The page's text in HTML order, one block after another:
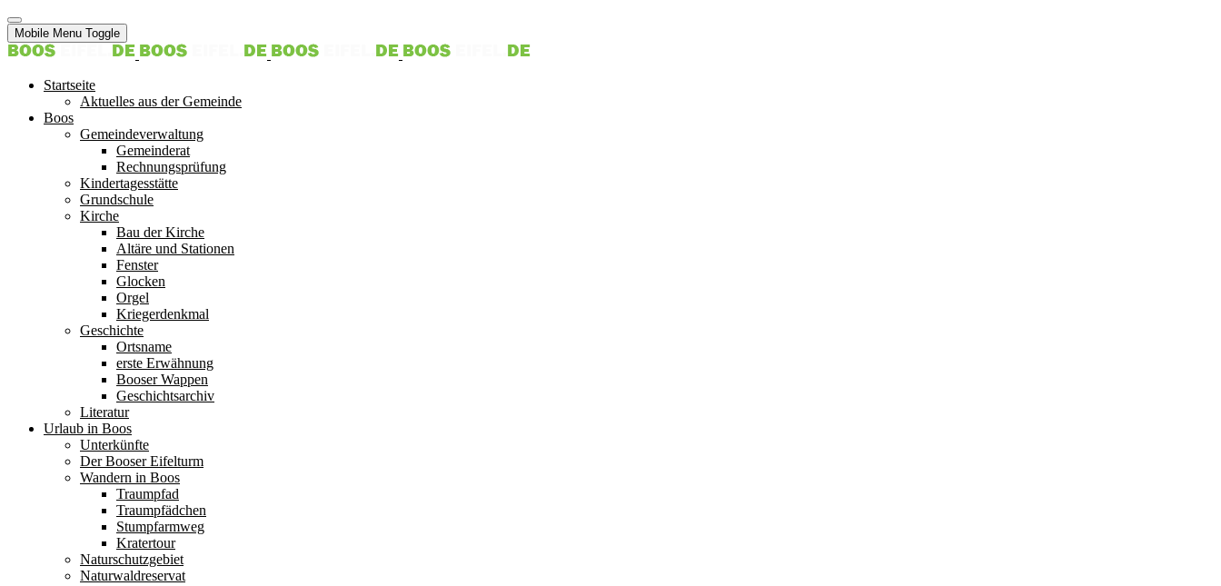
Mobile Menu Toggle
Startseite
Aktuelles aus der Gemeinde
Boos
Gemeindeverwaltung
Gemeinderat
Rechnungsprüfung
Kindertagesstätte
Grundschule
Kirche
Bau der Kirche
Altäre und Stationen
Fenster
Glocken
Orgel
Kriegerdenkmal
Geschichte
Ortsname
erste Erwähnung
Booser Wappen
Geschichtsarchiv
Literatur
Urlaub in Boos
Unterkünfte
Der Booser Eifelturm
Wandern in Boos
Traumpfad
Traumpfädchen
Stumpfarmweg
Kratertour
Naturschutzgebiet
Naturwaldreservat